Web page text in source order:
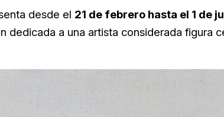
desde el 21 de febrero hasta el 1 de
dedicada a una artista considerada figura